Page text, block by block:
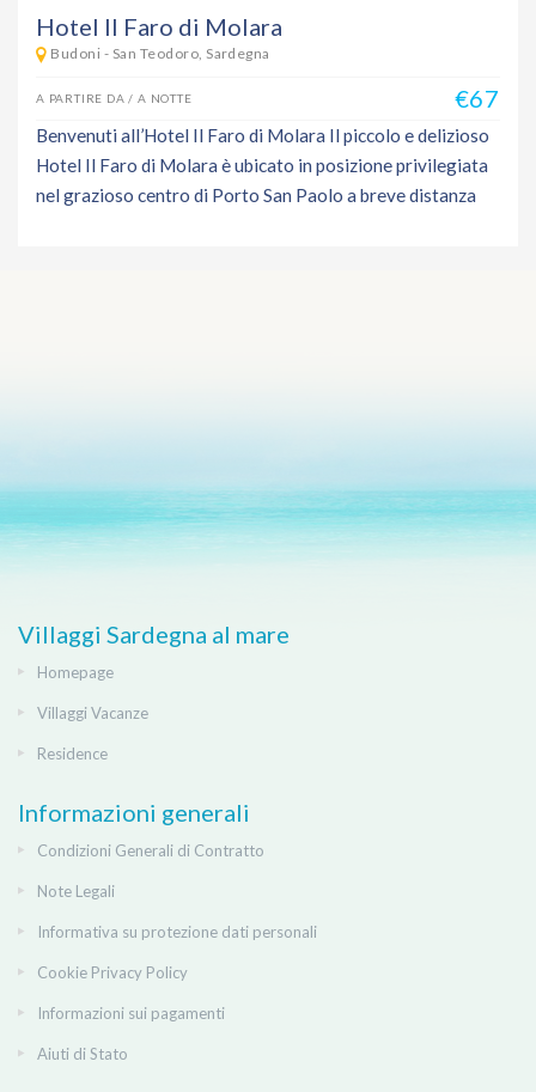
Hotel Il Faro di Molara
Budoni - San Teodoro, Sardegna
A PARTIRE DA / A NOTTE €67
Benvenuti all’Hotel Il Faro di Molara Il piccolo e delizioso
Hotel Il Faro di Molara è ubicato in posizione privilegiata
nel grazioso centro di Porto San Paolo a breve distanza
Villaggi Sardegna al mare
Homepage
Villaggi Vacanze
Residence
Informazioni generali
Condizioni Generali di Contratto
Note Legali
Informativa su protezione dati personali
Cookie Privacy Policy
Informazioni sui pagamenti
Aiuti di Stato